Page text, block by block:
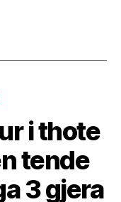
i thote
tende
3 gjera